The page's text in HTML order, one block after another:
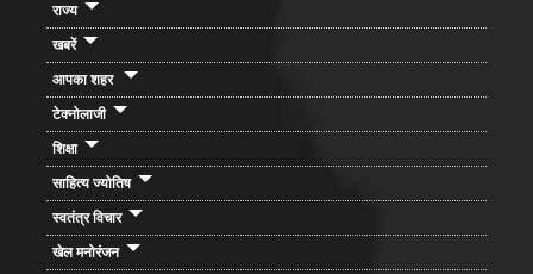
राज्य
खबरें
आपका शहर
टेक्नोलाजी
शिक्षा
साहित्य ज्योतिष
स्वतंत्र विचार
खेल मनोरंजन